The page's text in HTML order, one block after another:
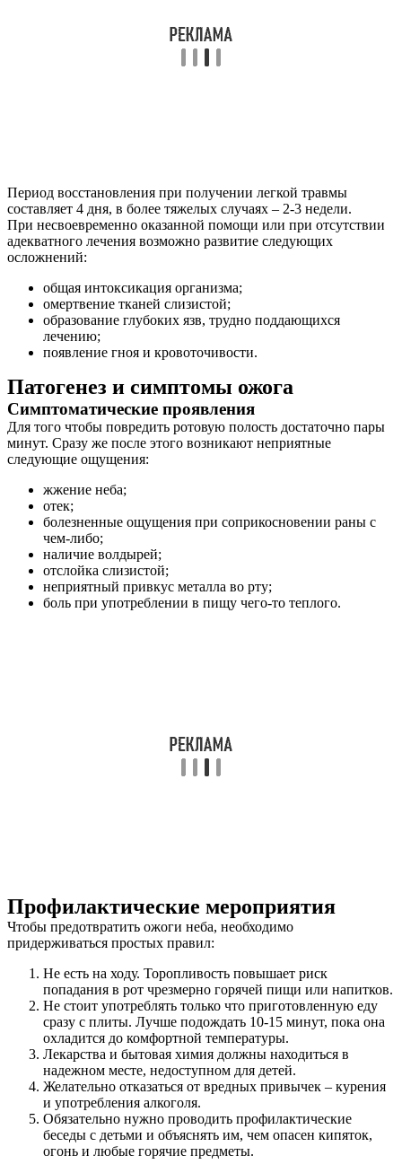
Период восстановления при получении легкой травмы
составляет 4 дня, в более тяжелых случаях – 2-3 недели.
При несвоевременно оказанной помощи или при отсутствии
адекватного лечения возможно развитие следующих
осложнений:
общая интоксикация организма;
омертвение тканей слизистой;
образование глубоких язв, трудно поддающихся
лечению;
появление гноя и кровоточивости.
Патогенез и симптомы ожога
Симптоматические проявления
Для того чтобы повредить ротовую полость достаточно пары
минут. Сразу же после этого возникают неприятные
следующие ощущения:
жжение неба;
отек;
болезненные ощущения при соприкосновении раны с
чем-либо;
наличие волдырей;
отслойка слизистой;
неприятный привкус металла во рту;
боль при употреблении в пищу чего-то теплого.
Профилактические мероприятия
Чтобы предотвратить ожоги неба, необходимо
придерживаться простых правил:
Не есть на ходу. Торопливость повышает риск
попадания в рот чрезмерно горячей пищи или напитков.
Не стоит употреблять только что приготовленную еду
сразу с плиты. Лучше подождать 10-15 минут, пока она
охладится до комфортной температуры.
Лекарства и бытовая химия должны находиться в
надежном месте, недоступном для детей.
Желательно отказаться от вредных привычек – курения
и употребления алкоголя.
Обязательно нужно проводить профилактические
беседы с детьми и объяснять им, чем опасен кипяток,
огонь и любые горячие предметы.